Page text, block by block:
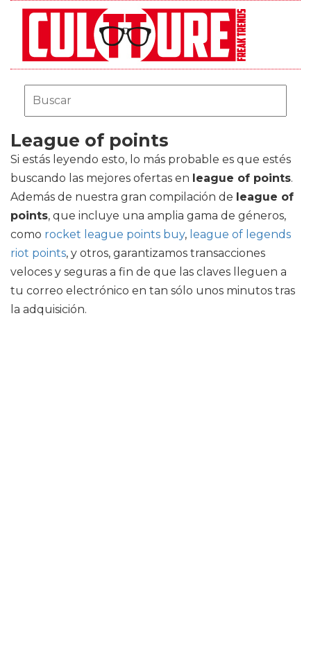
League of points
Si estás leyendo esto, lo más probable es que estés
buscando las mejores ofertas en league of points.
Además de nuestra gran compilación de league of
points, que incluye una amplia gama de géneros,
como rocket league points buy, league of legends
riot points, y otros, garantizamos transacciones
veloces y seguras a fin de que las claves lleguen a
tu correo electrónico en tan sólo unos minutos tras
la adquisición.